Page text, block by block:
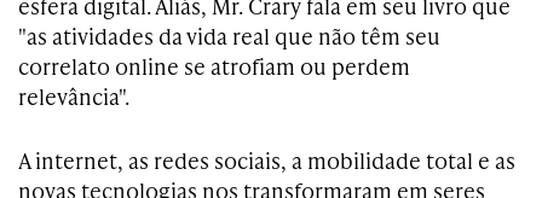
"as atividades da vida real que não têm seu
correlato online se atrofiam ou perdem
relevância".
A internet, as redes sociais, a mobilidade total e as
novas tecnologias nos transformaram em seres